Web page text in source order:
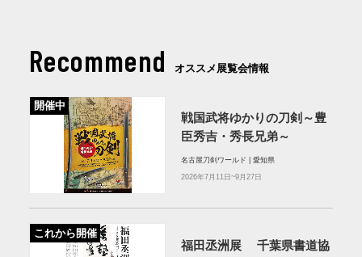
Recommend オススメ展覧会情報
開催中
戦国武将ゆかりの刀剣～豊
臣秀吉・秀長兄弟～
名古屋刀剣ワールド | 愛知県
2026年7月11日~9月27日
これから開催
福田丞洲展 千葉県書道協